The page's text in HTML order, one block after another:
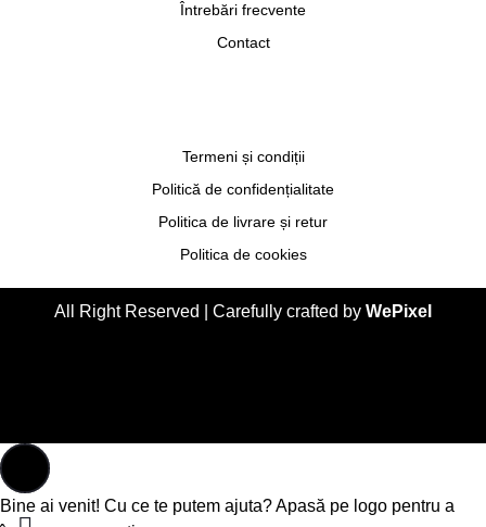
Întrebări frecvente
Contact
Termeni și condiții
Politică de confidențialitate
Politica de livrare și retur
Politica de cookies
All Right Reserved | Carefully crafted by WePixel
Bine ai venit! Cu ce te putem ajuta? Apasă pe logo pentru a